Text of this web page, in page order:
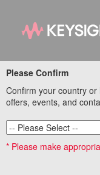
オシロ
知らな
Please Confirm
Confirm your country
offers, events, and
* Please make